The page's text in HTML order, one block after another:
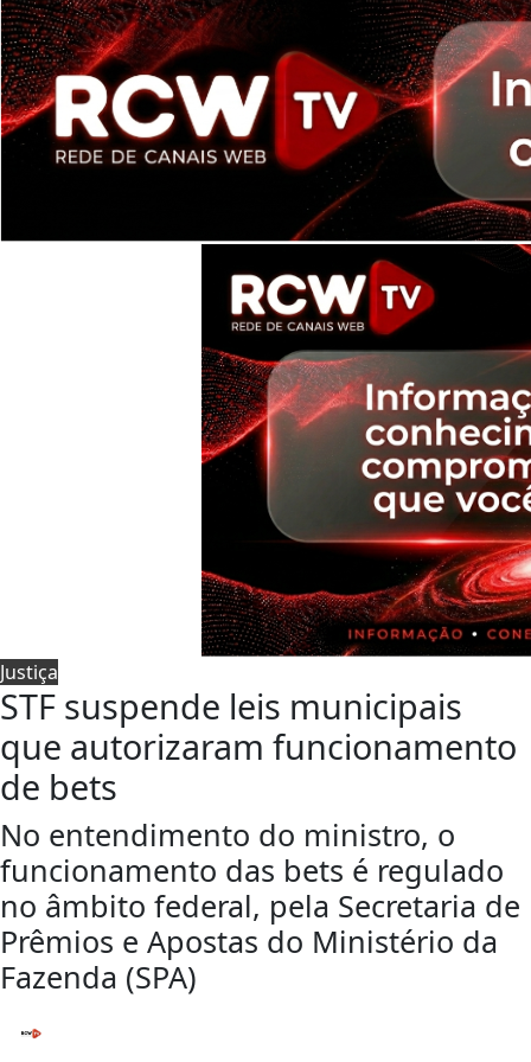
Justiça
STF suspende leis municipais
que autorizaram funcionamento
de bets
No entendimento do ministro, o
funcionamento das bets é regulado
no âmbito federal, pela Secretaria de
Prêmios e Apostas do Ministério da
Fazenda (SPA)